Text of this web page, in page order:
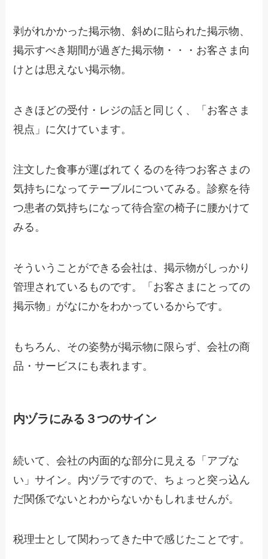
剥がれかかった掲示物、斜めに貼られた掲示物、
掲示すべき期間が過ぎた掲示物・・・お客さま向
けとは思えない掲示物。
さきほどの受付・レジの話と同じく、「お客さま
視点」に欠けています。
注文した食事が運ばれてくるのを待つお客さまの
気持ちになってテーブルについてみる。診察を待
つ患者の気持ちになって待合室の椅子に腰かけて
みる。
そういうことができる会社は、掲示物がしっかり
管理されているものです。「お客さまにとっての
掲示物」がなにかをわかっているからです。
もちろん、その姿勢が掲示物に限らず、会社の商
品・サービスにも表れます。
内ヅラにみる３つのサイン
続いて、会社の内面的な部分に見える「アブな
い」サイン。内ヅラですので、ちょっと突っ込ん
だ関係でないとわからないかもしれませんが。
税理士として関わってきた中で感じたことです。